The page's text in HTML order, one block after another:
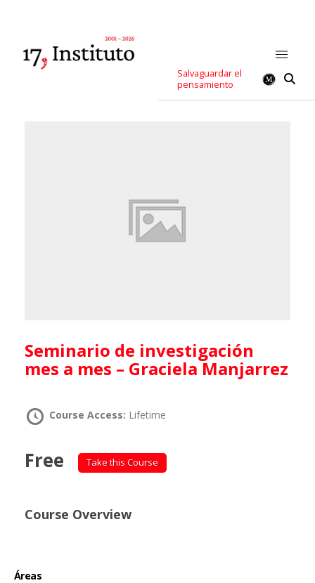
Salvaguardar el
pensamiento
Seminario de investigación
mes a mes – Graciela Manjarrez
Course Access: Lifetime
Free Take this Course
Course Overview
Áreas